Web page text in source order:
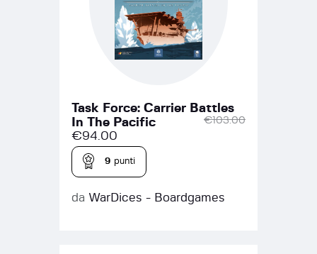
Task Force: Carrier Battles
In The Pacific
€103.00
€94.00
9 punti
da WarDices - Boardgames